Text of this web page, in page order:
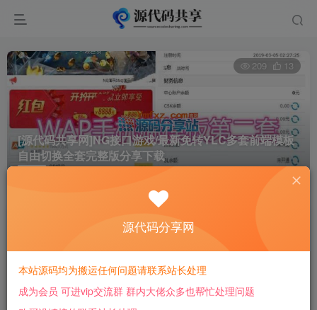
[源代码共享网]NG接口游戏/最新免转YLC多套前端模板
自由切换全套完整版分享下载
209 13
付费阅读
源代码分享网
本站源码均为搬运任何问题请联系站长处理
成为会员 可进vip交流群 群内大佬众多也帮忙处理问题